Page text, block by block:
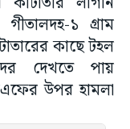
১ গ্রাম
কাছে টহল
দেখতে পায়
উপর হামলা